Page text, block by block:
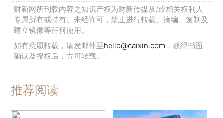
财新网所刊载内容之知识产权为财新传媒及/或相关权利人
专属所有或持有。未经许可，禁止进行转载、摘编、复制及
建立镜像等任何使用。
如有意愿转载，请发邮件至hello@caixin.com ，获得书面
确认及授权后，方可转载。
推荐阅读